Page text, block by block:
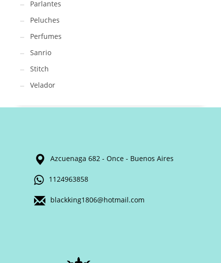
Parlantes
Peluches
Perfumes
Sanrio
Stitch
Velador
Azcuenaga 682 - Once - Buenos Aires
1124963858
blackking1806@hotmail.com